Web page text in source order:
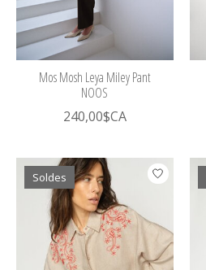
Mos Mosh Leya Miley Pant
NOOS
240,00$CA
Soldes